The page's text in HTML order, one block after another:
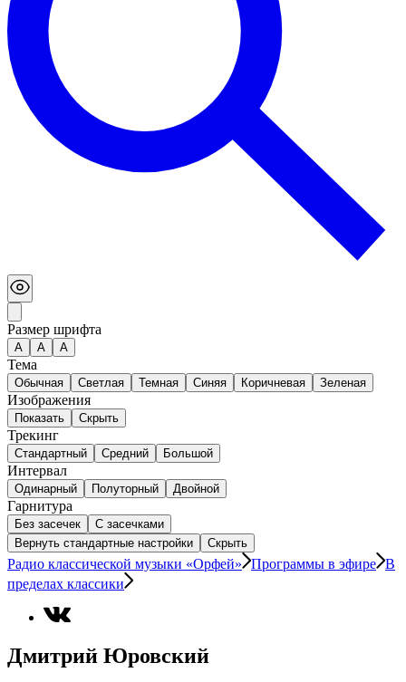
Размер шрифта
А A A
Тема
Обычная Светлая Темная Синяя Коричневая Зеленая
Изображения
Показать Скрыть
Трекинг
Стандартный Средний Большой
Интервал
Одинарный Полуторный Двойной
Гарнитура
Без засечек
С засечками
Вернуть стандартные настройки
Скрыть
Радио классической музыки «Орфей» Программы в эфире В
пределах классики
Дмитрий Юровский